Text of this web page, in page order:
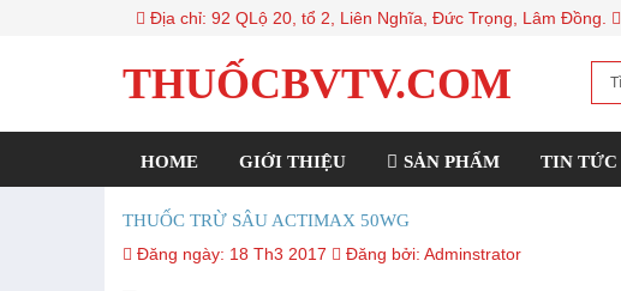
Địa chỉ: 92 QLộ 20, tổ 2, Liên Nghĩa, Đức Trọng, Lâm Đồng.
THUỐCBVTV.COM
HOME GIỚI THIỆU SẢN PHẨM TIN TỨC
THUỐC TRỪ SÂU ACTIMAX 50WG
Đăng ngày: 18 Th3 2017 Đăng bởi: Adminstrator